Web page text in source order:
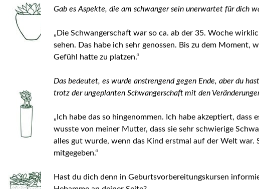
Gab es Aspekte, die am schwanger sein unerwartet für dich
„Die Schwangerschaft war so ca. ab der 35. Woche
sehen. Das habe ich sehr genossen. Bis zu dem Moment,
Gefühl hatte zu platzen.“
Das bedeutet, es wurde anstrengend gegen Ende, aber du
trotz der ungeplanten Schwangerschaft mit den
„Ich habe das so hingenommen. Ich habe akzeptiert,
wusste von meiner Mutter, dass sie sehr schwierige
alles gut wurde, wenn das Kind erstmal auf der Welt war.
mitgegeben.“
Hast du dich denn in Geburtsvorbereitungskursen